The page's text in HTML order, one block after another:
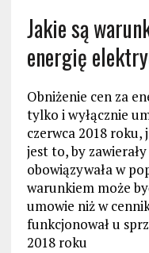
Jakie są
energię
Obniżenie cen za
tylko i wyłącznie
czerwca 2018 roku,
jest to, by
obowiązywała w
warunkiem może
umowie niż w
funkcjonował u
2018 roku